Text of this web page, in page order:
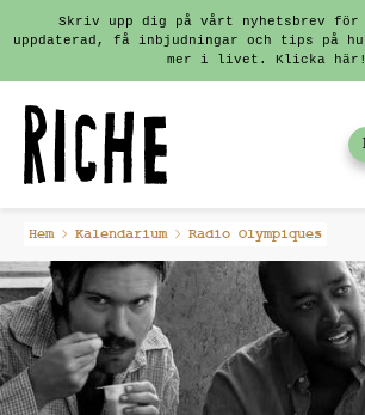
Fortsätt
till
innehållet
Skriv upp dig på vårt nyhetsbrev
uppdaterad, få inbjudningar och tips på
mer i livet. Klicka här!
Hem Kalendarium Radio Olympiques